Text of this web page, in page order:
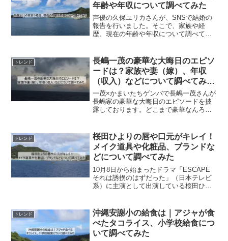
年齢や年収について調べてみた
声優の久保ユリカさんが、SNSで結婚の
報告を行いました。そこで、家族や経
歴、現在の年齢や年収について調べてみ
地 奈良県生年月日 1989年5月19日
（2025年6月現在3...
トレンド
長嶋一茂の豪華な大晦日のエピソ
ードは？家族や妻（嫁）、年収
（収入）などについて調べてみ
た。
一茂×かまいたちゲンバで長嶋一茂さんが
長嶋家の豪華な大晦日のエピソードを披
露しております。どこまで豪華なんろう
妻（嫁）、収入や現在の年収について調
べてみました。長嶋一茂...
トレンド
桜田ひよりの唇や口元がキレイ！
メイク道具や化粧品、ブランドな
どについて調べてみた
10月8日から始まったドラマ「ESCAPE
それは誘拐のはずだった」（日本テレビ
系）に主演として出演している桜田ひか
透明感とのコメントがあり話題となって
おります。そこで...
トレンド
沖縄安謝小の給食は｜アジャが食
べたタコライス、小学校給食につ
いて調べてみた